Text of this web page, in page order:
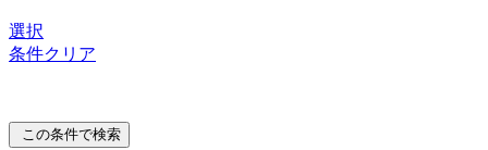
選択
条件クリア
この条件で検索